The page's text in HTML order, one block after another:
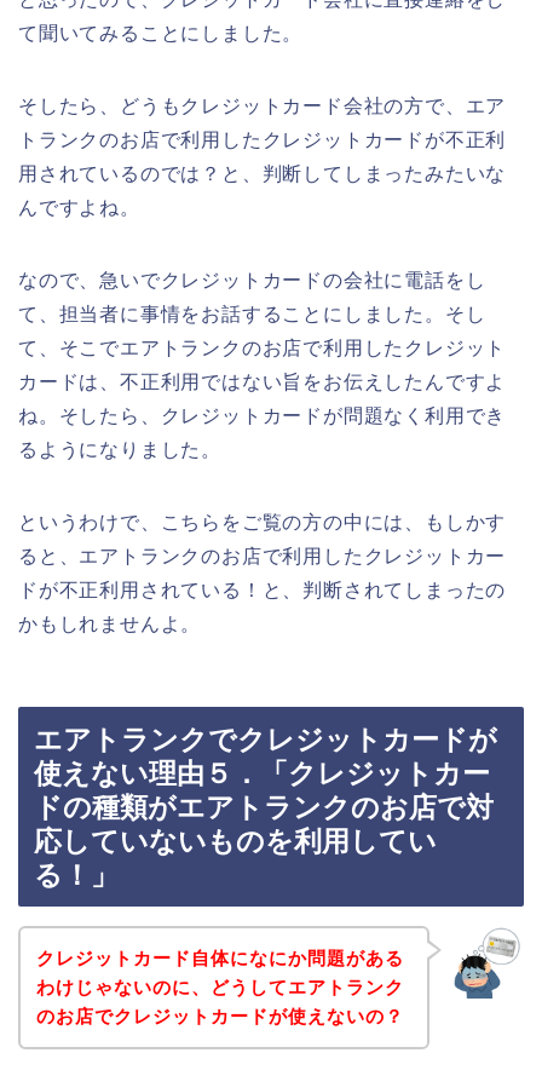
て聞いてみることにしました。
そしたら、どうもクレジットカード会社の方で、エア
トランクのお店で利用したクレジットカードが不正利
用されているのでは？と、判断してしまったみたいな
んですよね。
なので、急いでクレジットカードの会社に電話をし
て、担当者に事情をお話することにしました。そし
て、そこでエアトランクのお店で利用したクレジット
カードは、不正利用ではない旨をお伝えしたんですよ
ね。そしたら、クレジットカードが問題なく利用でき
るようになりました。
というわけで、こちらをご覧の方の中には、もしかす
ると、エアトランクのお店で利用したクレジットカー
ドが不正利用されている！と、判断されてしまったの
かもしれませんよ。
エアトランクでクレジットカードが
使えない理由５．「クレジットカー
ドの種類がエアトランクのお店で対
応していないものを利用してい
る！」
クレジットカード自体になにか問題がある
わけじゃないのに、どうしてエアトランク
のお店でクレジットカードが使えないの？